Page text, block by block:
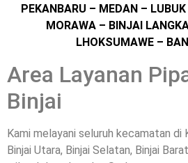
PEKANBARU – MEDAN –
MORAWA – BINJAI
LHOKSUMAWE –
Area Layanan
Binjai
Kami melayani seluruh kecamatan di
Binjai Utara, Binjai Selatan, Binjai